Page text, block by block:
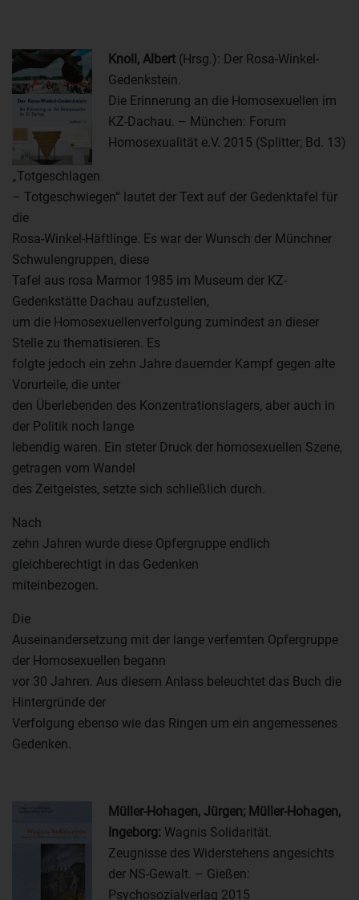
Knoll, Albert (Hrsg.): Der Rosa-Winkel-
Gedenkstein.
Die Erinnerung an die Homosexuellen im
KZ-Dachau. – München: Forum
Homosexualität e.V. 2015 (Splitter; Bd. 13)
„Totgeschlagen
– Totgeschwiegen“ lautet der Text auf der Gedenktafel für
die
Rosa-Winkel-Häftlinge. Es war der Wunsch der Münchner
Schwulengruppen, diese
Tafel aus rosa Marmor 1985 im Museum der KZ-
Gedenkstätte Dachau aufzustellen,
um die Homosexuellenverfolgung zumindest an dieser
Stelle zu thematisieren. Es
folgte jedoch ein zehn Jahre dauernder Kampf gegen alte
Vorurteile, die unter
den Überlebenden des Konzentrationslagers, aber auch in
der Politik noch lange
lebendig waren. Ein steter Druck der homosexuellen Szene,
getragen vom Wandel
des Zeitgeistes, setzte sich schließlich durch.
Nach
zehn Jahren wurde diese Opfergruppe endlich
gleichberechtigt in das Gedenken
miteinbezogen.
Die
Auseinandersetzung mit der lange verfemten Opfergruppe
der Homosexuellen begann
vor 30 Jahren. Aus diesem Anlass beleuchtet das Buch die
Hintergründe der
Verfolgung ebenso wie das Ringen um ein angemessenes
Gedenken.
Müller-Hohagen, Jürgen; Müller-Hohagen,
Ingeborg: Wagnis Solidarität.
Zeugnisse des Widerstehens angesichts
der NS-Gewalt. – Gießen:
Psychosozialverlag 2015